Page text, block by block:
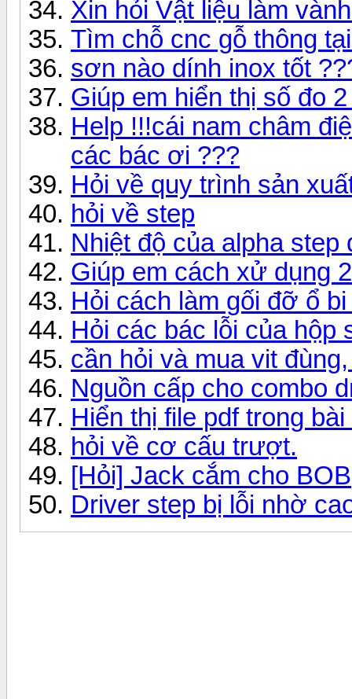
Xin hỏi Vật liệu làm
Tìm chỗ cnc gỗ thông
sơn nào dính inox tốt
Giúp em hiển thị số đo
Help !!!cái nam châm
các bác ơi ???
Hỏi về quy trình sản
hỏi về step
Nhiệt độ của alpha step
Giúp em cách xử dụng
Hỏi cách làm gối đỡ ổ
Hỏi các bác lỗi của hộp
cần hỏi và mua vit
Nguồn cấp cho combo
Hiển thị file pdf trong bài
hỏi về cơ cấu trượt.
[Hỏi] Jack cắm cho
Driver step bị lỗi nhờ